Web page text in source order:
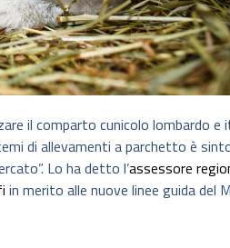
il comparto cunicolo lombardo e
di allevamenti a parchetto è
Lo ha detto l’assessore
in merito alle nuove linee guida del